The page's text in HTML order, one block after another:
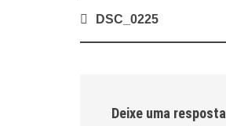
PostDSC_0225
Deixe uma resposta